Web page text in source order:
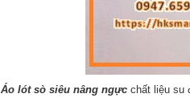
Áo lót sò siêu nâng ngực chất liệu su